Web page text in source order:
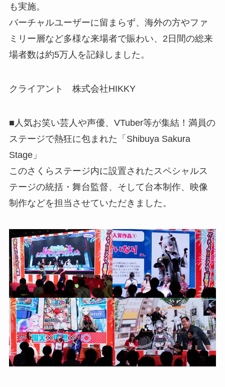
も実施。
バーチャルユーザーに留まらず、海外の方やファ
ミリー層など多様な来場者で賑わい、2日間の総来
場者数は約5万人を記録しました。
クライアント 株式会社HIKKY
■人気お笑い芸人や声優、VTuber等が集結！満員の
ステージで熱狂に包まれた「Shibuya Sakura
Stage」
このさくらステージ内に設置されたスペシャルス
テージの統括・舞台監督、そして台本制作、映像
制作などを担当させていただきました。